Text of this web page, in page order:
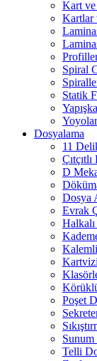
Kart ve
Kartlar
Spiral
Statik
Yoyolar
Dosyalama
11
D
Dosya
Evrak
Poşet
Sunum
Telli